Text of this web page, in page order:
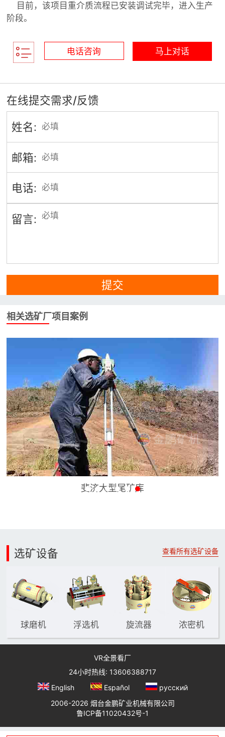
目前，该项目重介质流程已安装调试完毕，进入生产
阶段。
电话咨询 马上对话
在线提交需求/反馈
姓名:
邮箱:
电话:
留言:
提交
相关选矿厂项目案例
斐济大型尾矿库
选矿设备 查看所有选矿设备
球磨机 浮选机 旋流器 浓密机
VR全景看厂
24小时热线: 13606388717
English
Español
русский
2006-2026 烟台金鹏矿业机械有限公司
鲁ICP备11020432号-1